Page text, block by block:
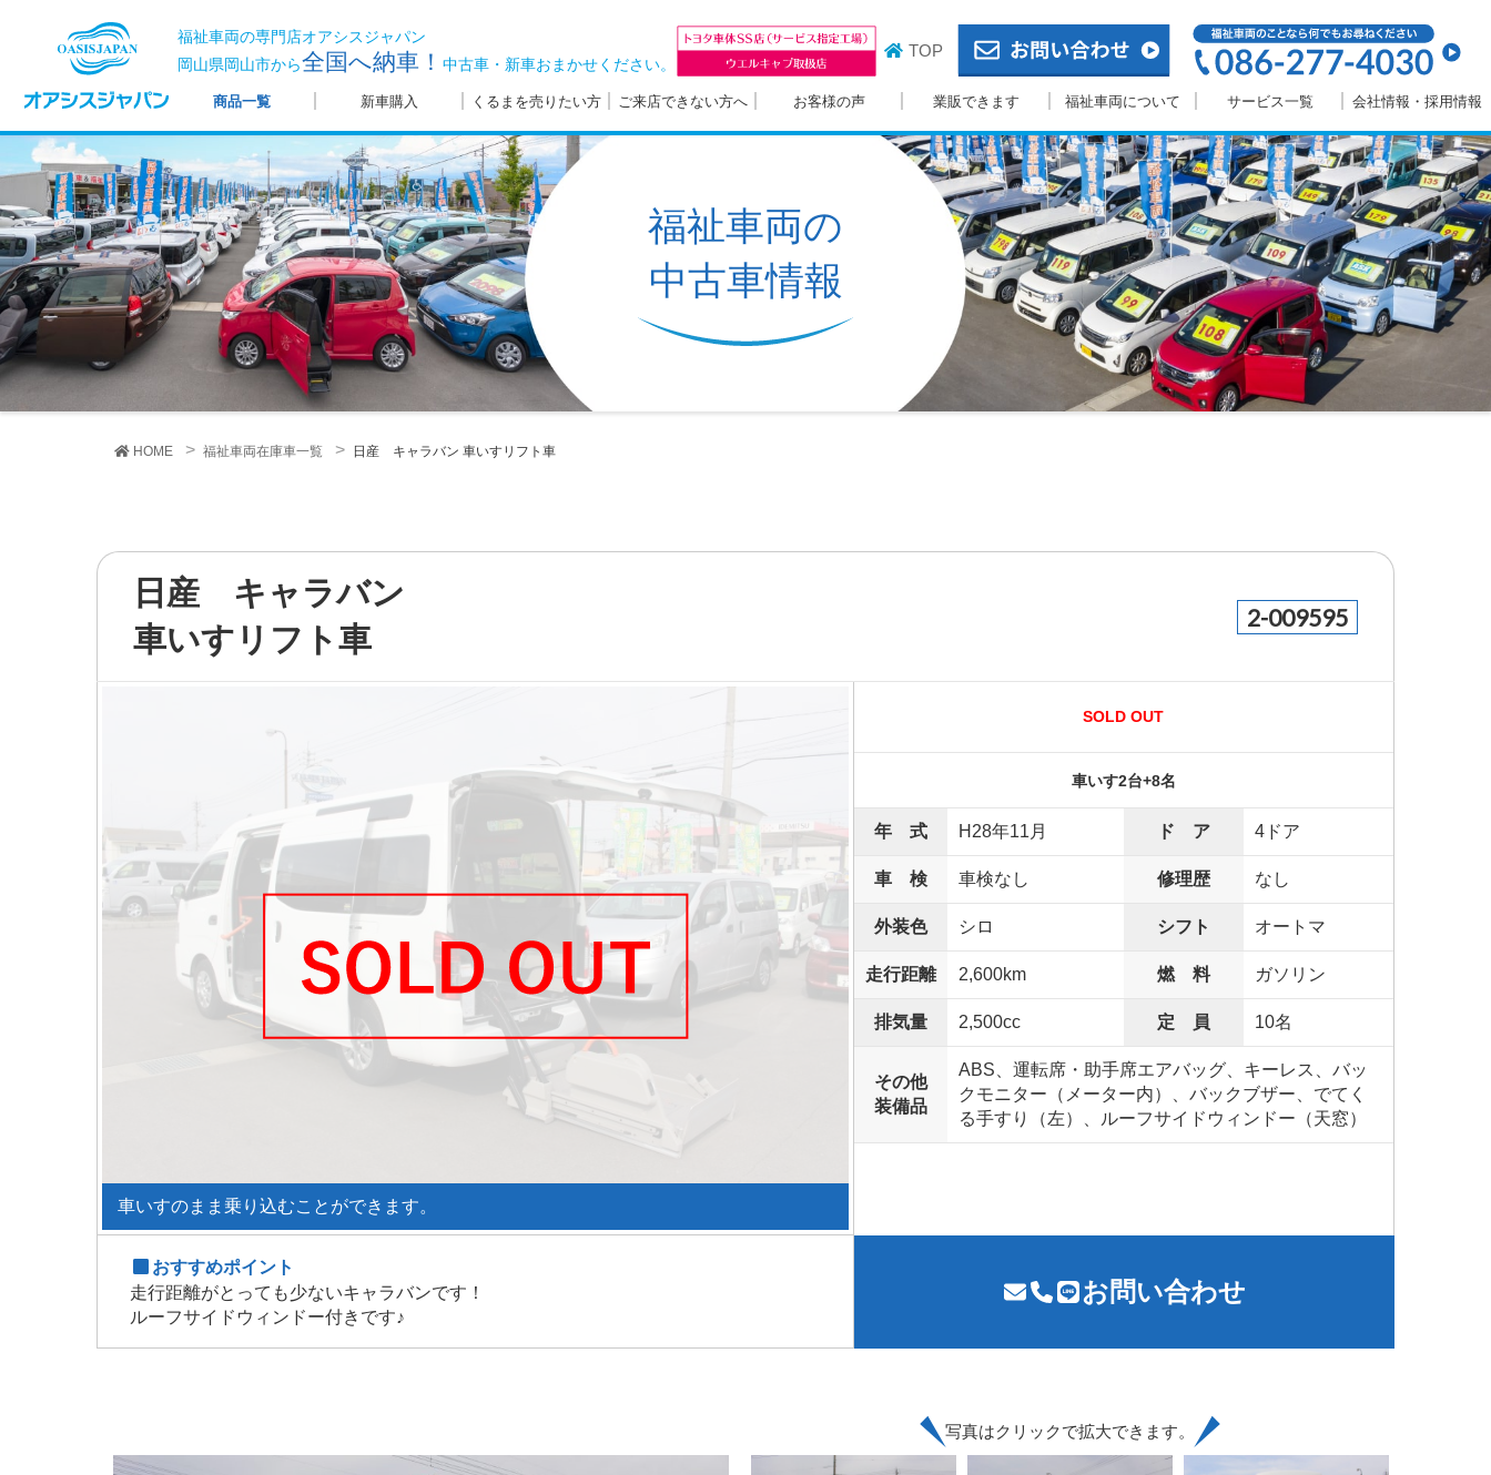
福祉車両の専門店オアシスジャパン
岡山県岡山市から全国へ納車！中古車・新車おまかせください。
TOP
商品一覧 新車購入 くるまを売りたい方 ご来店できない方へ お客様の声 業販できます 福祉車両について サービス一覧 会社情報・採用情報
福祉車両の
中古車情報
HOME 福祉車両在庫車一覧 日産 キャラバン 車いすリフト車
日産 キャラバン
車いすリフト車
2-009595
車いすのまま乗り込むことができます。
SOLD OUT
車いす2台+8名
年 式 H28年11月 ド ア 4ドア
車 検 車検なし 修理歴 なし
外装色 シロ シフト オートマ
走行距離 2,600km 燃 料 ガソリン
排気量 2,500cc 定 員 10名
その他
装備品
ABS、運転席・助手席エアバッグ、キーレス、バッ
クモニター（メーター内）、バックブザー、でてく
る手すり（左）、ルーフサイドウィンドー（天窓）
おすすめポイント
走行距離がとっても少ないキャラバンです！
ルーフサイドウィンドー付きです♪
お問い合わせ
写真はクリックで拡大できます。